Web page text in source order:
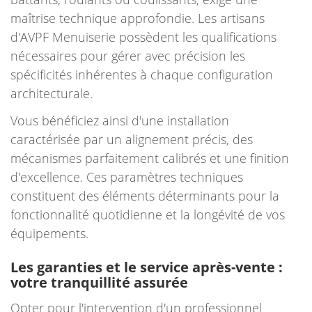
maîtrise technique approfondie. Les artisans
d'AVPF Menuiserie possèdent les qualifications
nécessaires pour gérer avec précision les
spécificités inhérentes à chaque configuration
architecturale.
Vous bénéficiez ainsi d'une installation
caractérisée par un alignement précis, des
mécanismes parfaitement calibrés et une finition
d'excellence. Ces paramètres techniques
constituent des éléments déterminants pour la
fonctionnalité quotidienne et la longévité de vos
équipements.
Les garanties et le service après-vente :
votre tranquillité assurée
Opter pour l'intervention d'un professionnel